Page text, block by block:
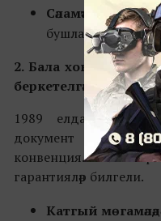
Сәламәтлекне
бушлай медицина
2. Бала хокуклары
беркетелгән хокуклар:
1989 елда
документ кабул
конвенция. Ул
гарантияләр билгели.
Катгый